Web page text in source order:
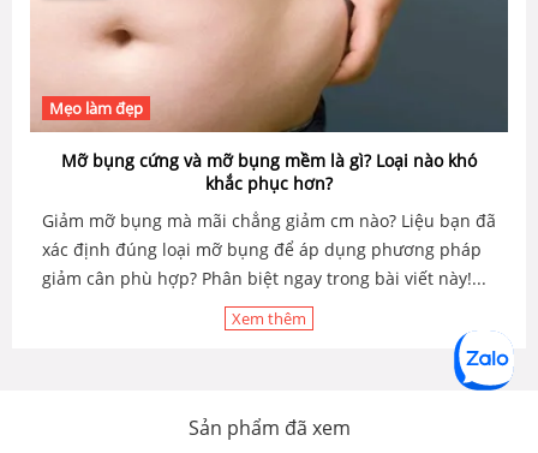
Mẹo làm đẹp
Mỡ bụng cứng và mỡ bụng mềm là gì? Loại nào khó
khắc phục hơn?
Giảm mỡ bụng mà mãi chẳng giảm cm nào? Liệu bạn đã
xác định đúng loại mỡ bụng để áp dụng phương pháp
giảm cân phù hợp? Phân biệt ngay trong bài viết này!...
Xem thêm
Sản phẩm đã xem